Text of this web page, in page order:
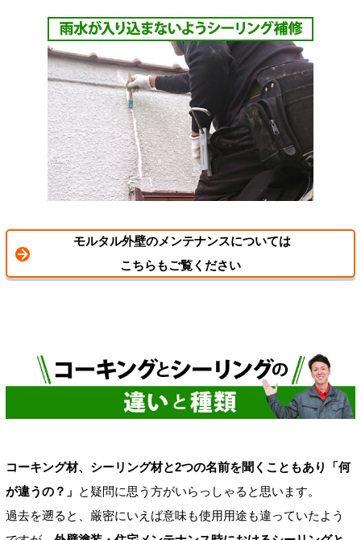
モルタル外壁のメンテナンスについては
こちらもご覧ください
コーキング材、シーリング材と2つの名前を聞くこともあり「何
が違うの？」 と疑問に思う方がいらっしゃると思います。
過去を遡ると、厳密にいえば意味も使用用途も違っていたよう